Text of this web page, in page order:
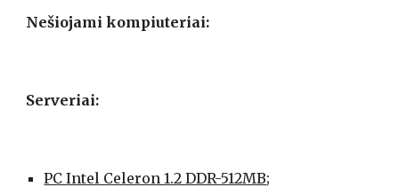
Nešiojami kompiuteriai:
Serveriai:
PC Intel Celeron 1.2 DDR-512MB;